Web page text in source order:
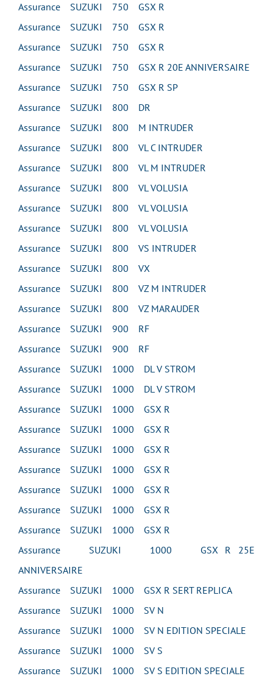
Assurance SUZUKI 750 GSX R
Assurance SUZUKI 750 GSX R
Assurance SUZUKI 750 GSX R
Assurance SUZUKI 750 GSX R 20E ANNIVERSAIRE
Assurance SUZUKI 750 GSX R SP
Assurance SUZUKI 800 DR
Assurance SUZUKI 800 M INTRUDER
Assurance SUZUKI 800 VL C INTRUDER
Assurance SUZUKI 800 VL M INTRUDER
Assurance SUZUKI 800 VL VOLUSIA
Assurance SUZUKI 800 VL VOLUSIA
Assurance SUZUKI 800 VL VOLUSIA
Assurance SUZUKI 800 VS INTRUDER
Assurance SUZUKI 800 VX
Assurance SUZUKI 800 VZ M INTRUDER
Assurance SUZUKI 800 VZ MARAUDER
Assurance SUZUKI 900 RF
Assurance SUZUKI 900 RF
Assurance SUZUKI 1000 DL V STROM
Assurance SUZUKI 1000 DL V STROM
Assurance SUZUKI 1000 GSX R
Assurance SUZUKI 1000 GSX R
Assurance SUZUKI 1000 GSX R
Assurance SUZUKI 1000 GSX R
Assurance SUZUKI 1000 GSX R
Assurance SUZUKI 1000 GSX R
Assurance SUZUKI 1000 GSX R
Assurance SUZUKI 1000 GSX R 25E
ANNIVERSAIRE
Assurance SUZUKI 1000 GSX R SERT REPLICA
Assurance SUZUKI 1000 SV N
Assurance SUZUKI 1000 SV N EDITION SPECIALE
Assurance SUZUKI 1000 SV S
Assurance SUZUKI 1000 SV S EDITION SPECIALE